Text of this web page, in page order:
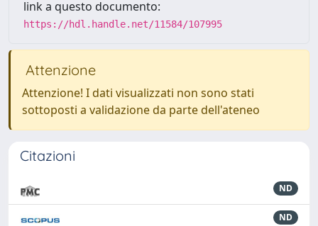
link a questo documento:
https://hdl.handle.net/11584/107995
Attenzione
Attenzione! I dati visualizzati non sono stati
sottoposti a validazione da parte dell'ateneo
Citazioni
ND
ND